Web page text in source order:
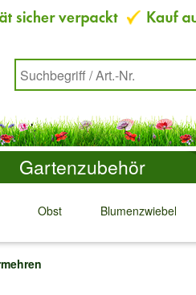
Gartenzubehör
Obst
↓
Blumenzwiebeln
↓
↓